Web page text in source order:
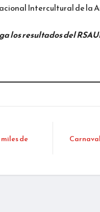
Intercultural de la
los resultados del
de